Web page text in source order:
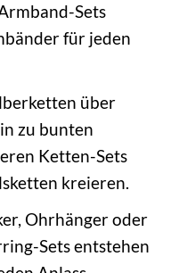
Sets
für jeden
über
zu bunten
Ketten-Sets
kreieren.
Ohrhänger oder
Sets entstehen